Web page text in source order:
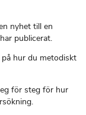
nyhet till en
publicerat.
hur du metodiskt
för steg för hur